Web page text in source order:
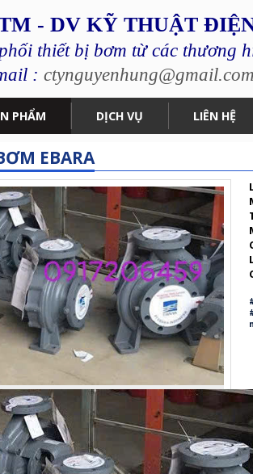
- DV KỸ THUẬT
thiết bị bơm từ các thương
: ctynguyenhung@gmail.com
PHẨM DỊCH VỤ LIÊN HỆ
EBARA